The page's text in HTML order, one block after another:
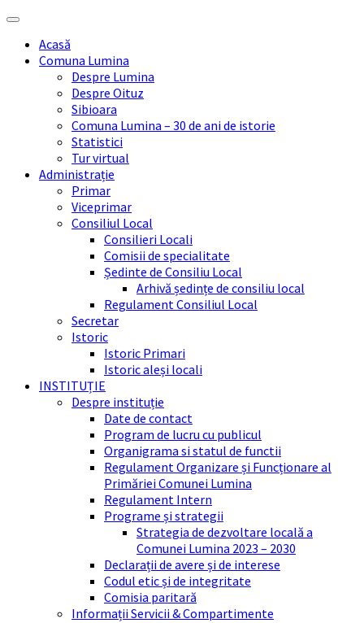
Skip
content
Skip
sidebar
Skip
right
sidebar
Skip
footerAcasă
Comuna Lumina
Despre Lumina
Despre Oituz
Sibioara
Comuna Lumina – 30 de ani de istorie
Statistici
Tur virtual
Administrație
Primar
Viceprimar
Consiliul Local
Consilieri Locali
Comisii de specialitate
Ședinte de Consiliu Local
Arhivă ședințe de consiliu local
Regulament Consiliul Local
Secretar
Istoric
Istoric Primari
Istoric aleși locali
INSTITUȚIE
Despre instituție
Date de contact
Program de lucru cu publicul
Organigrama si statul de functii
Regulament Organizare și Funcționare al
Primăriei Comunei Lumina
Regulament Intern
Programe și strategii
Strategia de dezvoltare locală a
Comunei Lumina 2023 – 2030
Declarații de avere și de interese
Codul etic și de integritate
Comisia paritară
Informații Servicii & Compartimente